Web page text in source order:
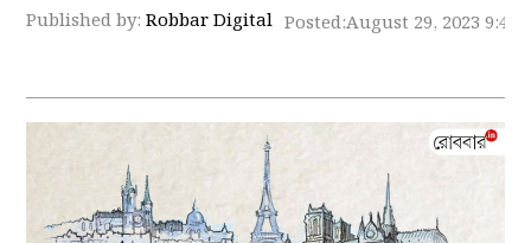
Published by:Robbar Digital Posted:August 29, 2023 9:43